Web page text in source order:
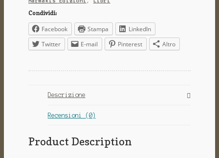
Condividi:
Facebook Stampa
LinkedIn
Twitter
E-mail Pinterest Altro
Descrizione
Recensioni (0)
Product Description